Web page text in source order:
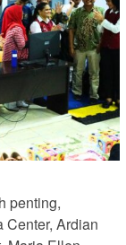
penting,
Center, Ardian